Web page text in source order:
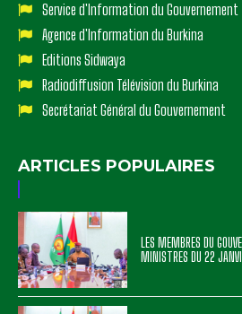
Service d'Information du Gouvernement
Agence d'Information du Burkina
Editions Sidwaya
Radiodiffusion Télévision du Burkina
Secrétariat Général du Gouvernement
ARTICLES POPULAIRES
LES MEMBRES DU
MINISTRES DU 22